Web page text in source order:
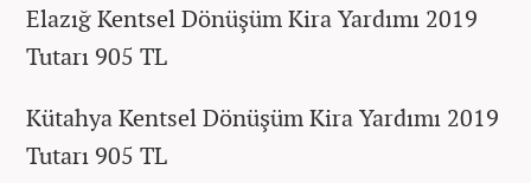
Elazığ Kentsel Dönüşüm Kira Yardımı 2019
Tutarı 905 TL
Kütahya Kentsel Dönüşüm Kira Yardımı 2019
Tutarı 905 TL